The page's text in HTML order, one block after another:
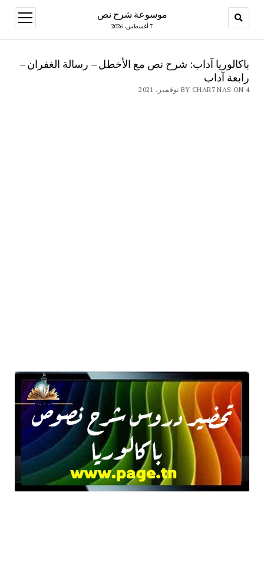
موسوعة شرح نص
7 أغسطس، 2026
open
menu
باكالوريا آداب: شرح نص مع الأخطل – رسالة الغفران –
رابعة آداب
BY CHAR7 NAS ON 4 نوفمبر، 2021